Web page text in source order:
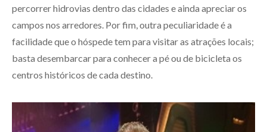
percorrer hidrovias dentro das cidades e ainda apreciar os
campos nos arredores. Por fim, outra peculiaridade é a
facilidade que o hóspede tem para visitar as atrações locais;
basta desembarcar para conhecer a pé ou de bicicleta os
centros históricos de cada destino.